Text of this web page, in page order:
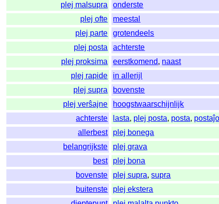
plej malsupra
onderste
plej ofte
meestal
plej parte
grotendeels
plej posta
achterste
plej proksima
eerstkomend, naast
plej rapide
in allerijl
plej supra
bovenste
plej verŝajne
hoogstwaarschijnlijk
achterste
lasta, plej posta, posta,
allerbest
plej bonega
belangrijkste
plej grava
best
plej bona
bovenste
plej supra,supra
buitenste
plej ekstera